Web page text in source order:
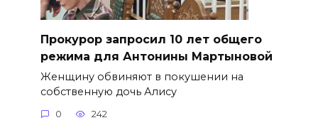
​Прокурор запросил 10 лет общего
режима для Антонины Мартыновой
Женщину обвиняют в покушении на
собственную дочь Алису
0 242